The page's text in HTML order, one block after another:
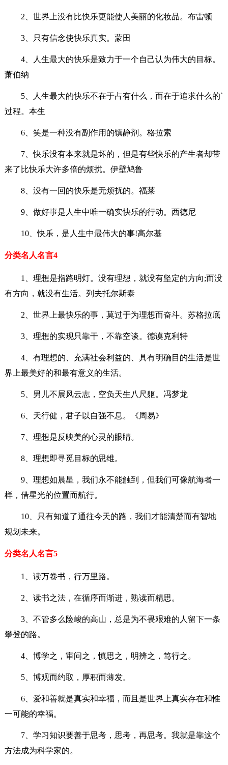
2、世界上没有比快乐更能使人美丽的化妆品。布雷顿
3、只有信念使快乐真实。蒙田
4、人生最大的快乐是致力于一个自己认为伟大的目标。
萧伯纳
5、人生最大的快乐不在于占有什么，而在于追求什么的`
过程。本生
6、笑是一种没有副作用的镇静剂。格拉索
7、快乐没有本来就是坏的，但是有些快乐的产生者却带
来了比快乐大许多倍的烦扰。伊壁鸠鲁
8、没有一回的快乐是无烦扰的。福莱
9、做好事是人生中唯一确实快乐的行动。西德尼
10、快乐，是人生中最伟大的事!高尔基
分类名人名言4
1、理想是指路明灯。没有理想，就没有坚定的方向;而没
有方向，就没有生活。列夫托尔斯泰
2、世界上最快乐的事，莫过于为理想而奋斗。苏格拉底
3、理想的实现只靠干，不靠空谈。德谟克利特
4、有理想的、充满社会利益的、具有明确目的生活是世
界上最美好的和最有意义的生活。
5、男儿不展风云志，空负天生八尺躯。冯梦龙
6、天行健，君子以自强不息。《周易》
7、理想是反映美的心灵的眼睛。
8、理想即寻觅目标的思维。
9、理想如晨星，我们永不能触到，但我们可像航海者一
样，借星光的位置而航行。
10、只有知道了通往今天的路，我们才能清楚而有智地
规划未来。
分类名人名言5
1、读万卷书，行万里路。
2、读书之法，在循序而渐进，熟读而精思。
3、不管多么险峻的高山，总是为不畏艰难的人留下一条
攀登的路。
4、博学之，审问之，慎思之，明辨之，笃行之。
5、博观而约取，厚积而薄发。
6、爱和善就是真实和幸福，而且是世界上真实存在和惟
一可能的幸福。
7、学习知识要善于思考，思考，再思考。我就是靠这个
方法成为科学家的。